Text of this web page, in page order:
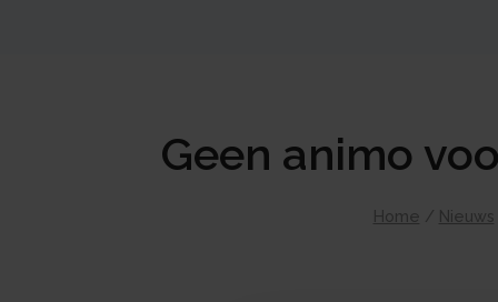
Geen animo
Home / Nieuws